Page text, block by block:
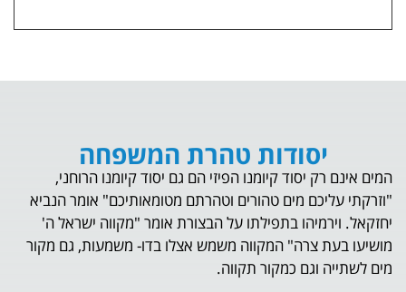
טהרת המשפחה
יסוד קיומנו הפיזי הם גם יסוד קיומנו הרוחני,
מים טהורים וטהרתם מטומאותיכם" אומר הנביא
בתפילתו על הבצורת אומר "מקווה ישראל ה'
צרה" המקווה משמש אצלו בדו- משמעות, גם מקור
כמקור תקווה.